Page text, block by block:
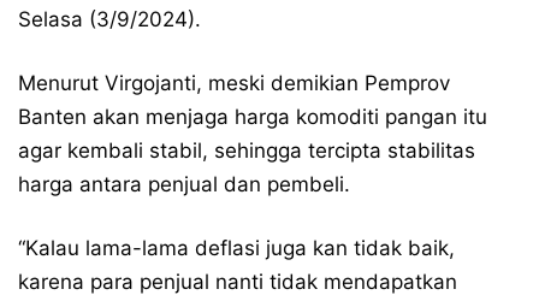
Selasa (3/9/2024).
Menurut Virgojanti, meski demikian Pemprov
Banten akan menjaga harga komoditi pangan itu
agar kembali stabil, sehingga tercipta stabilitas
harga antara penjual dan pembeli.
“Kalau lama-lama deflasi juga kan tidak baik,
karena para penjual nanti tidak mendapatkan